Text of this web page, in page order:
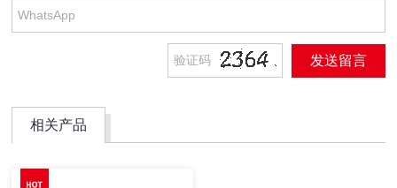
相关产品